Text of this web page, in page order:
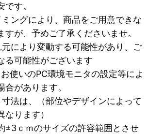
す。
ングにより、商品をご用意できな
すが、予めご了承くださいませ。
により変動する可能性があり、ご
る可能性がございます
使いのPC環境モニタの設定等によ
合があります。
法は、（部位やデザインによって
ります）
±3ｃｍのサイズの許容範囲とさせ